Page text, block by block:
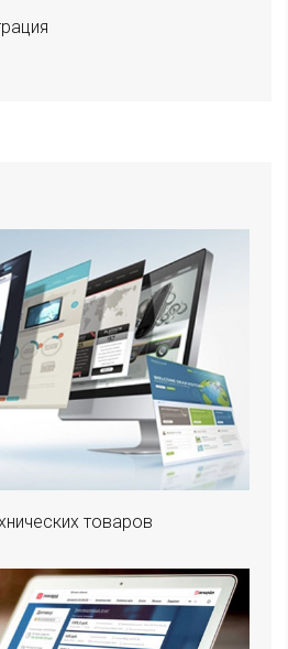
товаров